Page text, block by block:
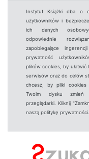
Instytut Książki dba o
użytkowników i
ich danych
odpowiednie
zapobiegające
prywatność
plików cookies, by ułatwić
serwisów oraz do celów
chcesz, by pliki cookies
Twoim dysku zmień
przeglądarki. Kliknij
naszą politykę prywatności.